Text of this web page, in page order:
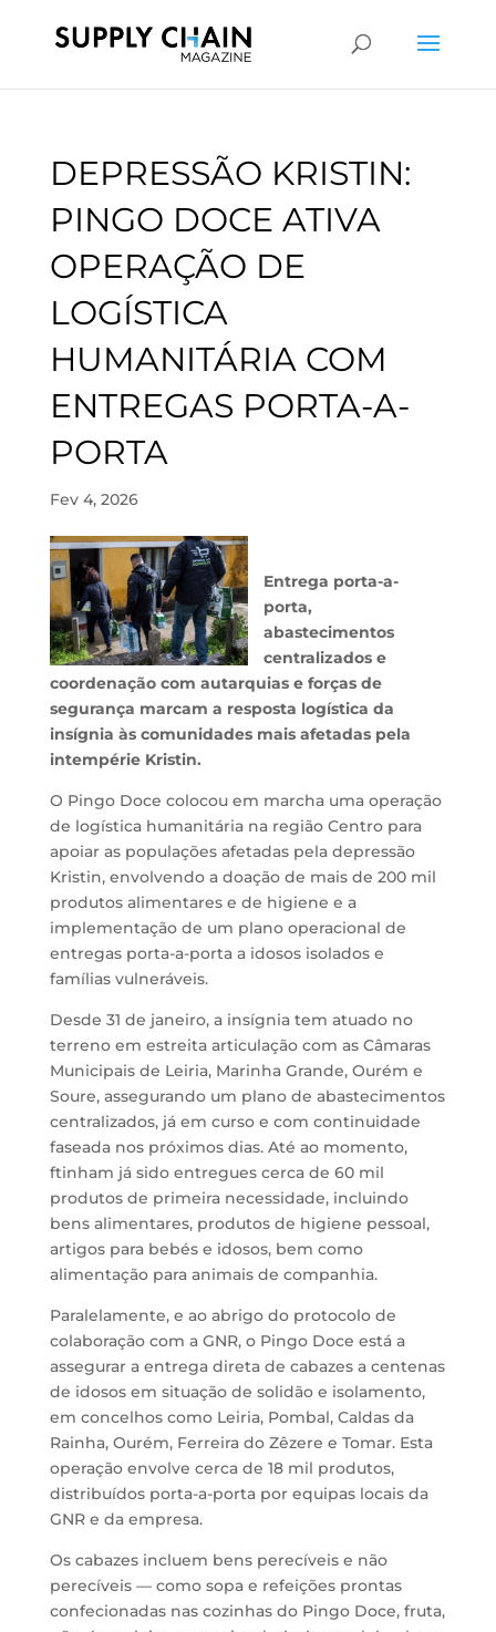
DEPRESSÃO KRISTIN:
PINGO DOCE ATIVA
OPERAÇÃO DE
LOGÍSTICA
HUMANITÁRIA COM
ENTREGAS PORTA-A-
PORTA
Fev 4, 2026
Entrega porta-a-
porta,
abastecimentos
centralizados e
coordenação com autarquias e forças de
segurança marcam a resposta logística da
insígnia às comunidades mais afetadas pela
intempérie Kristin.
O Pingo Doce colocou em marcha uma operação
de logística humanitária na região Centro para
apoiar as populações afetadas pela depressão
Kristin, envolvendo a doação de mais de 200 mil
produtos alimentares e de higiene e a
implementação de um plano operacional de
entregas porta-a-porta a idosos isolados e
famílias vulneráveis.
Desde 31 de janeiro, a insígnia tem atuado no
terreno em estreita articulação com as Câmaras
Municipais de Leiria, Marinha Grande, Ourém e
Soure, assegurando um plano de abastecimentos
centralizados, já em curso e com continuidade
faseada nos próximos dias. Até ao momento,
ftinham já sido entregues cerca de 60 mil
produtos de primeira necessidade, incluindo
bens alimentares, produtos de higiene pessoal,
artigos para bebés e idosos, bem como
alimentação para animais de companhia.
Paralelamente, e ao abrigo do protocolo de
colaboração com a GNR, o Pingo Doce está a
assegurar a entrega direta de cabazes a centenas
de idosos em situação de solidão e isolamento,
em concelhos como Leiria, Pombal, Caldas da
Rainha, Ourém, Ferreira do Zêzere e Tomar. Esta
operação envolve cerca de 18 mil produtos,
distribuídos porta-a-porta por equipas locais da
GNR e da empresa.
Os cabazes incluem bens perecíveis e não
perecíveis — como sopa e refeições prontas
confecionadas nas cozinhas do Pingo Doce, fruta,